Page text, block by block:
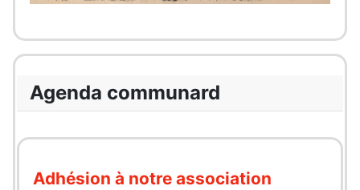
Agenda communard
Adhésion à notre association